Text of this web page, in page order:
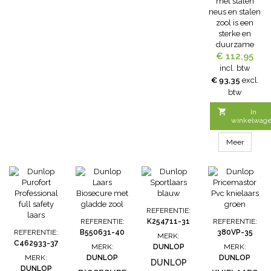
NEUS EN
STALEN
ZOOL
neus en stalen
zool is een
sterke en
duurzame
Purofort+ laars
voor een
verscheidenheid
aan
landbouw. De
Purofort
biedt isolatie
temperatuur
van -20°C, en
de
schokdempende
zool biedt
comfort voor
gebruik. De
tractie-
€ 112,95
incl. btw
€ 93,35 excl.
btw

In
Meer
REFERENTIE:
C462933-37
MERK:
DUNLOP
REFERENTIE:
B550631-40
MERK:
DUNLOP
REFERENTIE:
K254711-31
MERK:
DUNLOP
DUNLOP
REFERENTIE:
380VP-35
MERK:
DUNLOP